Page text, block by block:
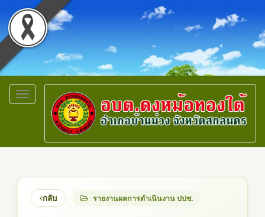
Toggle
navigation
กลับ รายงานผลการดำเนินงาน ปปช.